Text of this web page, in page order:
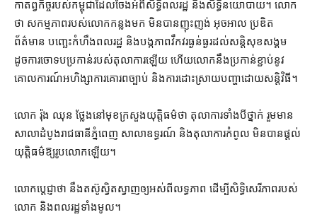
កាតព្វកិច្ច​របស់​កម្ពុជា​ដែល​ចែង​អំពី​សិទ្ធិ​ពលរដ្ឋ និង​សិទ្ធិ​នយោបាយ​។ លោក​
ថា សកម្មភាព​របស់​លោក​កន្លងមក មិន​បាន​ញុះញង់ អុចអាល ប្រឌិត​
ព័ត៌មាន បញ្ឆេះ​កំហឹង​ពលរដ្ឋ និង​បង្ក​ភាព​វឹកវរ​ធ្ងន់ធ្ងរ​ដល់​សន្តិសុខ​សង្គម
ដូច​ការ​ចោទ​ប​ប្រកាន់​របស់​តុលាការ​ឡើយ ហើយ​លោក​នឹង​ប្រកាន់ខ្ជាប់​នូវ​
គោលការណ៍​អហិង្សា​ការគោរព​ច្បាប់ និង​ការ​ដោះស្រាយ​បញ្ហា​ដោយ​សន្តិវិធី។
លោក រ៉ុង ឈុន ថ្លែង​នៅមុខ​ក្រសួងយុត្តិធម៌​ថា តុលាការ​ទាំង​បី​ថ្នាក់ រួមមាន​
សាលាដំបូង​រាជធានី​ភ្នំពេញ សាលា​ឧទ្ធរណ៍ និង​តុលាការ​កំពូល មិនបាន​ផ្តល់​
យុត្តិធម៌​ឱ្យ​រូបលោក​ឡើយ។
លោក​ប្ដេជ្ញា​ថា នឹង​តស៊ូ​ស្វិតស្វាញ​ឲ្យ​អស់ពី​លទ្ធភាព ដើម្បី​សិទ្ធិ​សេរីភាព​របស់​
លោក និង​ពលរដ្ឋ​ទាំងមូល។